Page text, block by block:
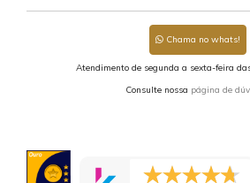
Chama no whats!
Atendimento de segunda a sexta-feira
Consulte nossa página de